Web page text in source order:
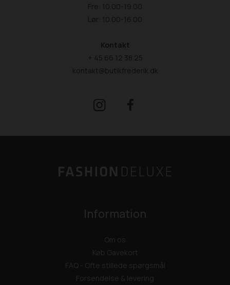
Fre: 10.00-19.00
Lør: 10.00-16.00
Kontakt
+ 45 66 12 38 25
kontakt@butikfrederik.dk
Information
Om os
Køb Gavekort
FAQ - Ofte stillede spørgsmål
Forsendelse & levering